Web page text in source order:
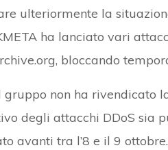
ulteriormente la
ha lanciato vari
bloccando
gruppo non ha rivendicato
degli attacchi DDoS sia
avanti tra l’8 e il 9 ottobre.